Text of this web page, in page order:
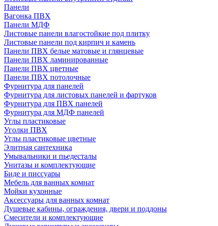
Панели
Вагонка ПВХ
Панели МДФ
Листовые панели влагостойкие под плитку
Листовые панели под кирпич и камень
Панели ПВХ белые матовые и глянцевые
Панели ПВХ ламинированные
Панели ПВХ цветные
Панели ПВХ потолочные
Фурнитура для панелей
Фурнитура для листовых панелей и фартуков
Фурнитура для ПВХ панелей
Фурнитура для МДФ панелей
Углы пластиковые
Уголки ПВХ
Углы пластиковые цветные
Элитная сантехника
Умывальники и пьедесталы
Унитазы и комплектующие
Биде и писсуары
Мебель для ванных комнат
Мойки кухонные
Аксессуары для ванных комнат
Душевые кабины, ограждения, двери и поддоны
Смесители и комплектующие